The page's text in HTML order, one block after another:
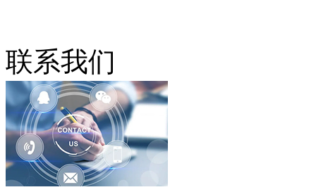
联系我们